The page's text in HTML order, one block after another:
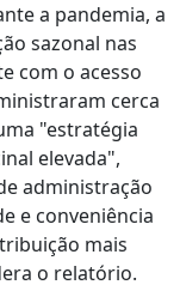
a pandemia, a
sazonal nas
com o acesso
cerca
"estratégia
elevada",
administração
e conveniência
mais
o relatório.